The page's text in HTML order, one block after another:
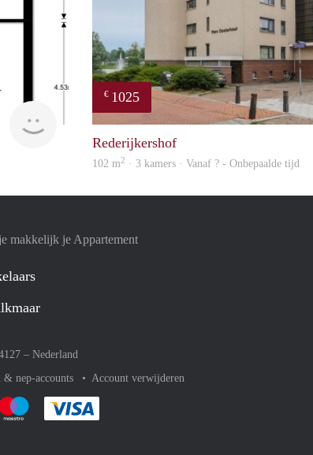
€ 1025
Rederijkershof
102 m2 · 3 kamers · Vanaf ? - Onbepaalde tijd
makkelijk je Appartement
– Nederland
& nep-accounts Account verwijderen
af met Paypal
rekent gemakkelijk af met Mastercard
Je rekent gemakkelijk af met Meastro